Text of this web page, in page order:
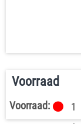
Voorraad
Voorraad: 1